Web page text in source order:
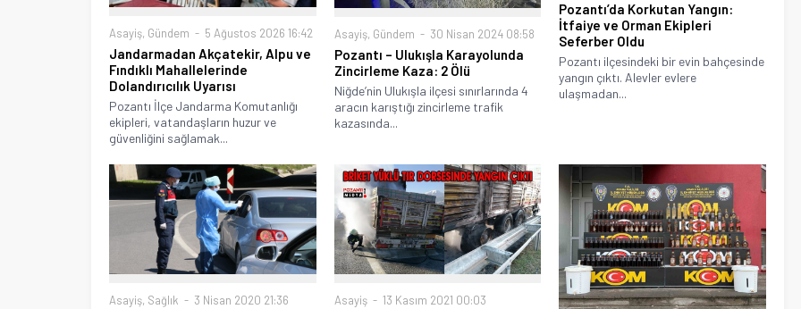
Asayiş, Gündem 5 Ağustos 2026 16:42
Jandarmadan Akçatekir, Alpu ve
Fındıklı Mahallelerinde
Dolandırıcılık Uyarısı
Pozantı İlçe Jandarma Komutanlığı
ekipleri, vatandaşların huzur ve
güvenliğini sağlamak...
Asayiş, Gündem 30 Nisan 2024 08:58
Pozantı – Ulukışla Karayolunda
Zincirleme Kaza: 2 Ölü
Niğde’nin Ulukışla ilçesi sınırlarında 4
aracın karıştığı zincirleme trafik
kazasında...
Pozantı’da Korkutan Yangın:
İtfaiye ve Orman Ekipleri
Seferber Oldu
Pozantı ilçesindeki bir evin bahçesinde
yangın çıktı. Alevler evlere
ulaşmadan...
Asayiş, Sağlık 3 Nisan 2020 21:36 Asayiş 13 Kasım 2021 00:03